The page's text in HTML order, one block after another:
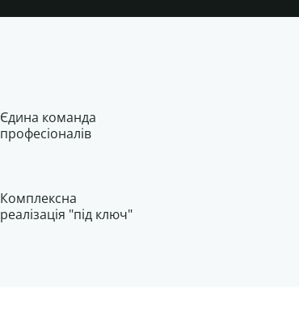
Єдина команда
професіоналів
Комплексна
реалізація "під ключ"